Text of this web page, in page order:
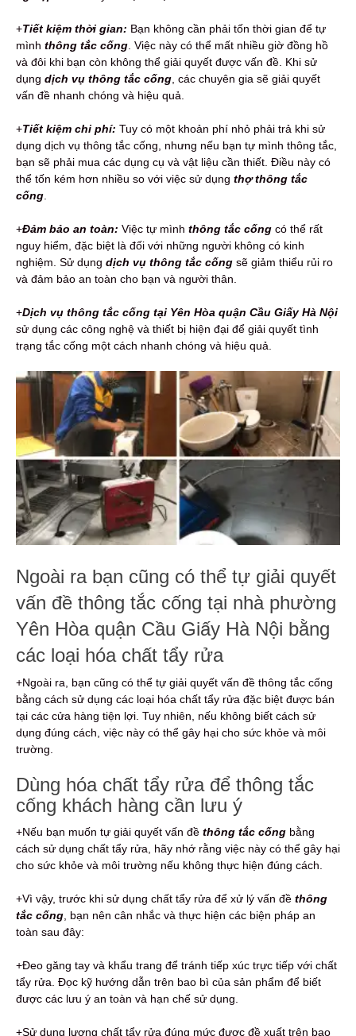
+Tiết kiệm thời gian: Bạn không cần phải tốn thời gian để tự
mình thông tắc cống . Việc này có thể mất nhiều giờ đồng hồ
và đôi khi bạn còn không thể giải quyết được vấn đề. Khi sử
dụng dịch vụ thông tắc cống , các chuyên gia sẽ giải quyết
vấn đề nhanh chóng và hiệu quả.
+Tiết kiệm chi phí: Tuy có một khoản phí nhỏ phải trả khi sử
dụng dịch vụ thông tắc cống, nhưng nếu bạn tự mình thông tắc,
bạn sẽ phải mua các dụng cụ và vật liệu cần thiết. Điều này có
thể tốn kém hơn nhiều so với việc sử dụng thợ thông tắc
cống
+Đảm bảo an toàn: Việc tự mình thông tắc cống có thể rất
nguy hiểm, đặc biệt là đối với những người không có kinh
nghiệm. Sử dụng dịch vụ thông tắc cống sẽ giảm thiểu rủi ro
và đảm bảo an toàn cho bạn và người thân.
+Dịch vụ thông tắc cống tại Yên Hòa quận Cầu Giấy Hà Nội
sử dụng các công nghệ và thiết bị hiện đại để giải quyết tình
trạng tắc cống một cách nhanh chóng và hiệu quả.
Ngoài ra bạn cũng có thể tự giải quyết
vấn đề thông tắc cống tại nhà phường
Yên Hòa quận Cầu Giấy Hà Nội bằng
các loại hóa chất tẩy rửa
+Ngoài ra, bạn cũng có thể tự giải quyết vấn đề thông tắc cống
bằng cách sử dụng các loại hóa chất tẩy rửa đặc biệt được bán
tại các cửa hàng tiện lợi. Tuy nhiên, nếu không biết cách sử
dụng đúng cách, việc này có thể gây hại cho sức khỏe và môi
trường.
Dùng hóa chất tẩy rửa để thông tắc
cống khách hàng cần lưu ý
+Nếu bạn muốn tự giải quyết vấn đề thông tắc cống bằng
cách sử dụng chất tẩy rửa, hãy nhớ rằng việc này có thể gây hại
cho sức khỏe và môi trường nếu không thực hiện đúng cách.
+Vì vậy, trước khi sử dụng chất tẩy rửa để xử lý vấn đề thông
tắc cống , bạn nên cân nhắc và thực hiện các biện pháp an
toàn sau đây:
+Đeo găng tay và khẩu trang để tránh tiếp xúc trực tiếp với chất
tẩy rửa. Đọc kỹ hướng dẫn trên bao bì của sản phẩm để biết
được các lưu ý an toàn và hạn chế sử dụng.
+Sử dụng lượng chất tẩy rửa đúng mức được đề xuất trên bao